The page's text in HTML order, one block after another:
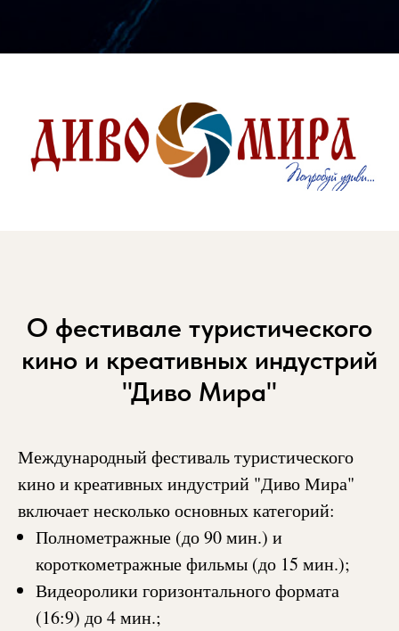
О фестивале туристического
кино и креативных индустрий
"Диво Мира"
Международный фестиваль туристического
кино и креативных индустрий "Диво Мира"
включает несколько основных категорий:
Полнометражные (до 90 мин.) и
короткометражные фильмы (до 15 мин.);
Видеоролики горизонтального формата
(16:9) до 4 мин.;